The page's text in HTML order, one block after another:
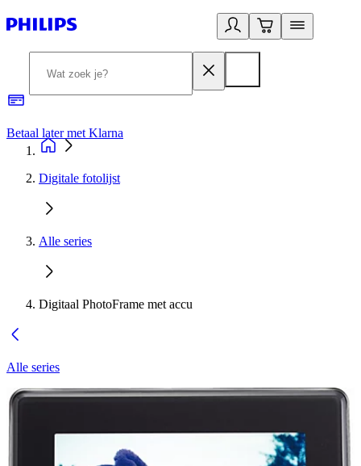
Betaal later met Klarna
Digitale fotolijst
Alle series
Digitaal PhotoFrame met accu
Alle series